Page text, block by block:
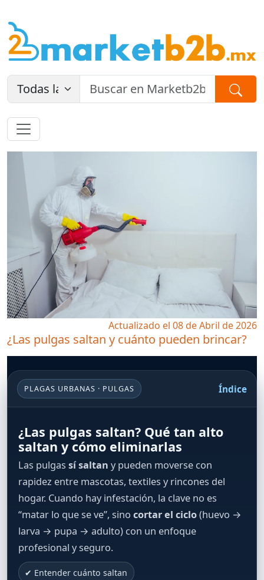
Actualizado el 08 de Abril de 2026
¿Las pulgas saltan y cuánto pueden brincar?
PLAGAS URBANAS · PULGAS Índice
¿Las pulgas saltan? Qué tan alto
saltan y cómo eliminarlas
Las pulgas sí saltan y pueden moverse con
rapidez entre mascotas, textiles y rincones del
hogar. Cuando hay infestación, la clave no es
“matar lo que se ve”, sino cortar el ciclo(huevo →
larva → pupa → adulto) con un enfoque
profesional y seguro.
✔ Entender cuánto saltan